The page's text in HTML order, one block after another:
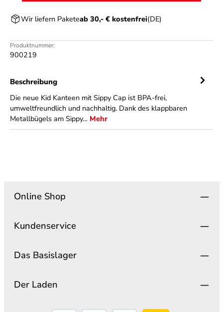
Wir liefern Paketeab 30,- € kostenfrei(DE)
Produktnummer:
900219
Beschreibung
Die neue Kid Kanteen mit Sippy Cap ist BPA-frei,
umweltfreundlich und nachhaltig. Dank des klappbaren
Metallbügels am Sippy… Mehr
Online Shop
Kundenservice
Das Basislager
Der Laden